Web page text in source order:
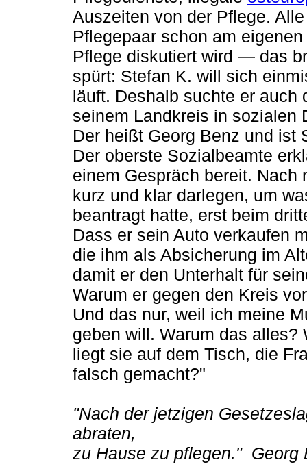
Auszeiten von der Pflege.
Pflegepaar schon am
Pflege diskutiert wird — das
spürt: Stefan K. will sich
läuft. Deshalb suchte er auch
seinem Landkreis in sozialen
Der heißt Georg Benz und ist
Der oberste Sozialbeamte
einem Gespräch bereit. Nach
kurz und klar darlegen, um
beantragt hatte, erst beim
Dass er sein Auto verkaufen
die ihm als Absicherung im
damit er den Unterhalt für
Warum er gegen den Kreis
Und das nur, weil ich meine
geben will. Warum das
liegt sie auf dem Tisch, die
falsch gemacht?"
"Nach der jetzigen
abraten,
zu Hause zu pflegen." Georg